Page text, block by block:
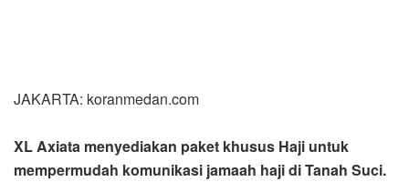
JAKARTA: koranmedan.com
XL Axiata menyediakan paket khusus Haji untuk
mempermudah komunikasi jamaah haji di Tanah Suci.